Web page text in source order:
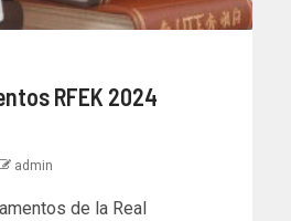
RFEK 2024
admin
de la Real